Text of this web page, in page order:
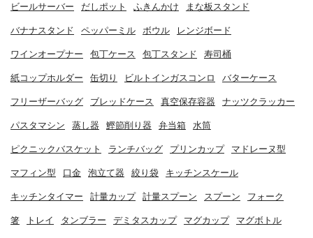
ビールサーバー だしポット ふきんかけ まな板スタンド
バナナスタンド ペッパーミル ボウル レンジボード
ワインオープナー 包丁ケース 包丁スタンド 寿司桶
紙コップホルダー 缶切り ビルトインガスコンロ バターケース
フリーザーバッグ ブレッドケース 真空保存容器 ナッツクラッカー
パスタマシン 蒸し器 鰹節削り器 弁当箱 水筒
ピクニックバスケット ランチバッグ プリンカップ マドレーヌ型
マフィン型 口金 泡立て器 絞り袋 キッチンスケール
キッチンタイマー 計量カップ 計量スプーン スプーン フォーク
箸 トレイ タンブラー デミタスカップ マグカップ マグボトル